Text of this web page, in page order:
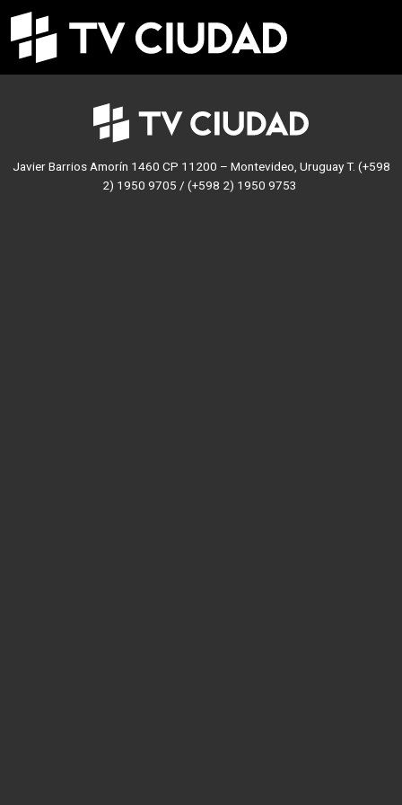
Pasar al contenido principal
Javier Barrios Amorín 1460 CP 11200 – Montevideo, Uruguay T. (+598
2) 1950 9705 / (+598 2) 1950 9753